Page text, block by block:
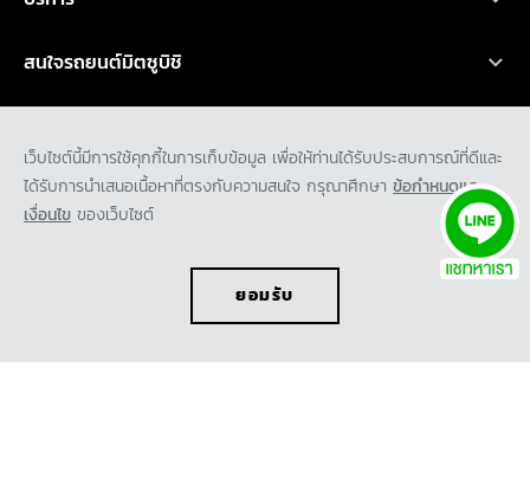
เว็บไซต์นี้มีการใช้คุกกี้ในการเก็บข้อมูล เพื่อให้ท่านได้รับประสบการณ์ที่ดีและ
ได้รับการนำเสนอเนื้อหาที่ตรงกับความสนใจ กรุณาศึกษา ข้อกำหนดและ
เงื่อนไข ของเว็บไซต์
ยอมรับ
ไทรทัน
เอ็กซ์แพนเดอร์ เอชอีวี ใหม่
เอ็กซ์แพนเดอร์ ครอส เอชอีวี ใหม่
ปาเจโร สปอร์ต
แอททราจ
อุปกรณ์ตกแต่ง
ตรวจสอบ/ปรับปรุงคุณภาพ
สนใจรถยนต์มิตซูบิชิ
ทดลองขับ
ค้นหาผู้จำหน่าย
ดาวน์โหลดโบรชัวร์
ข่าวสารล่าสุด
กิจกรรมการตลาด
กิจกรรมเพื่อสังคม และ มูลนิธิ มิตซูบิชิ มอเตอร์ส ประเทศไทย
เกี่ยวกับเรา
ความเป็นมาของมิตซูบิชิ